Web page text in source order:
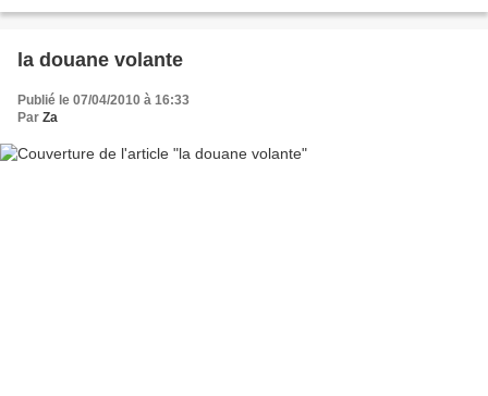
la douane volante
Publié le 07/04/2010 à 16:33
Par Za